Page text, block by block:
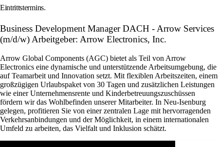
Eintrittstermins.
Business Development Manager DACH - Arrow Services
(m/d/w) Arbeitgeber: Arrow Electronics, Inc.
Arrow Global Components (AGC) bietet als Teil von Arrow
Electronics eine dynamische und unterstützende Arbeitsumgebung, die
auf Teamarbeit und Innovation setzt. Mit flexiblen Arbeitszeiten, einem
großzügigen Urlaubspaket von 30 Tagen und zusätzlichen Leistungen
wie einer Unternehmensrente und Kinderbetreuungszuschüssen
fördern wir das Wohlbefinden unserer Mitarbeiter. In Neu-Isenburg
gelegen, profitieren Sie von einer zentralen Lage mit hervorragenden
Verkehrsanbindungen und der Möglichkeit, in einem internationalen
Umfeld zu arbeiten, das Vielfalt und Inklusion schätzt.